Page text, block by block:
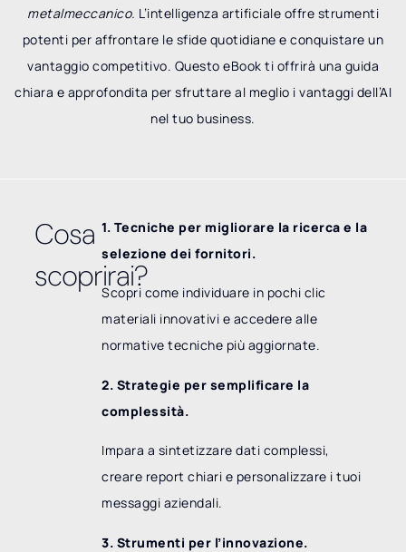
metalmeccanico. L’intelligenza artificiale offre strumenti
potenti per affrontare le sfide quotidiane e conquistare un
vantaggio competitivo. Questo eBook ti offrirà una guida
chiara e approfondita per sfruttare al meglio i vantaggi dell’AI
nel tuo business.
Cosa
scoprirai?
1. Tecniche per migliorare la ricerca e la
selezione dei fornitori.
Scopri come individuare in pochi clic
materiali innovativi e accedere alle
normative tecniche più aggiornate.
2. Strategie per semplificare la
complessità.
Impara a sintetizzare dati complessi,
creare report chiari e personalizzare i tuoi
messaggi aziendali.
3. Strumenti per l’innovazione.